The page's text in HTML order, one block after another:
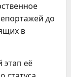
до
в
этап её